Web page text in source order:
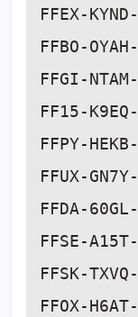
FFEX-
FFBO-
FFGI-
FF15-
FFPY-
FFUX-
FFDA-
FFSE-
FFSK-
FFOX-